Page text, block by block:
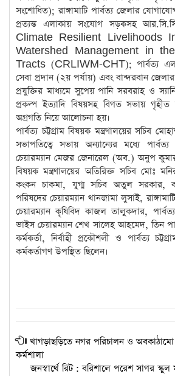
সংশোধিত); রাঙ্গামাটি পার্বত্য জেলার
প্রত্যন্ত এলাকায় সংযোগ সড়কসহ আর.সি.সি.
Climate Resilient Livelihoods
Watershed Management in
Tracts (CRLIWM-CHT); পার্বত্য
সেবা প্রদান (২য় পর্যায়) এবং বান্দরবান
প্রযুক্তির মাধ্যমে সুপেয় পানি সরবরাহ ও
প্রকল্প ইত্যাদি বিষয়সহ বিগত সভায় গৃহীত
অগ্রগতি নিয়ে আলোচনা হয়।
পার্বত্য চট্টগ্রাম বিষয়ক মন্ত্রণালয়ের সচিব
সভাপতিত্বে সভায় অন্যান্যের মধ্যে পার্বত্য
চেয়ারম্যান মেজর জেনারেল (অব.) অনুপ কুমার
বিষয়ক মন্ত্রণালয়ের অতিরিক্ত সচিব মোঃ
কংকন চাকমা, যুগ্ম সচিব অতুল সরকার,
পরিষদের চেয়ারম্যান থানজামা লুসাই,
চেয়ারম্যান কৃষিবিদ কাজল তালুকদার, পার্বত্য
ভাইস চেয়ারম্যান শেখ সালেহ আহমেদ, তিন
কর্মকর্তা, নির্বাহী প্রকৌশলী ও পার্বত্য
কর্মকর্তাগণ উপস্থিত ছিলেন।
খাগড়াছড়িতে নগর পরিচালন ও
কর্মশালা
জনস্বার্থে রিট : বরিশালে পরেশ সাগর স্কুল